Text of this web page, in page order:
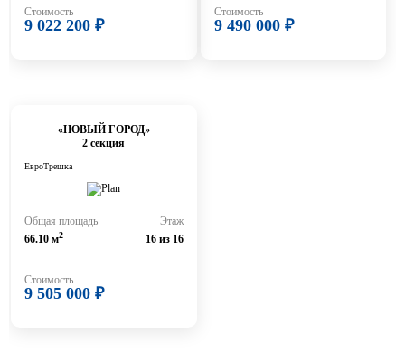
Стоимость
9 022 200 ₽
Стоимость
9 490 000 ₽
«НОВЫЙ ГОРОД»
2 секция
ЕвроТрешка
Общая площадь
66.10 м2
Этаж
16 из 16
Стоимость
9 505 000 ₽